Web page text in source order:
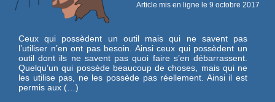
Article mis en ligne le 9 octobre 2017
Ceux qui possèdent un outil mais qui ne savent pas
l’utiliser n’en ont pas besoin. Ainsi ceux qui possèdent un
outil dont ils ne savent pas quoi faire s’en débarrassent.
Quelqu’un qui possède beaucoup de choses, mais qui ne
les utilise pas, ne les possède pas réellement. Ainsi il est
permis aux (…)